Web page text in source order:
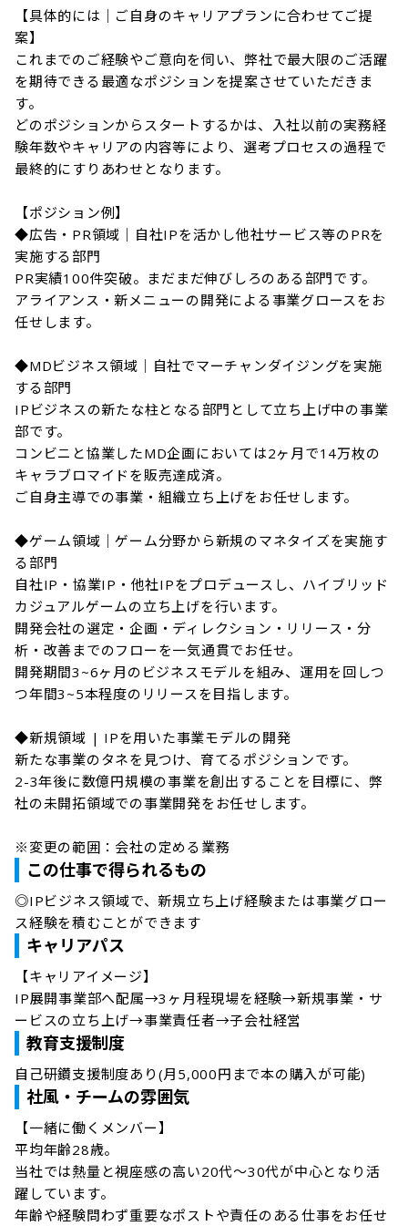
【具体的には｜ご自身のキャリアプランに合わせてご提
案】
これまでのご経験やご意向を伺い、弊社で最大限のご活躍
を期待できる最適なポジションを提案させていただきま
す。
どのポジションからスタートするかは、入社以前の実務経
験年数やキャリアの内容等により、選考プロセスの過程で
最終的にすりあわせとなります。
【ポジション例】
◆広告・PR領域｜自社IPを活かし他社サービス等のPRを
実施する部門
PR実績100件突破。まだまだ伸びしろのある部門です。
アライアンス・新メニューの開発による事業グロースをお
任せします。
◆MDビジネス領域｜自社でマーチャンダイジングを実施
する部門
IPビジネスの新たな柱となる部門として立ち上げ中の事業
部です。
コンビニと協業したMD企画においては2ヶ月で14万枚の
キャラブロマイドを販売達成済。
ご自身主導での事業・組織立ち上げをお任せします。
◆ゲーム領域｜ゲーム分野から新規のマネタイズを実施す
る部門
自社IP・協業IP・他社IPをプロデュースし、ハイブリッド
カジュアルゲームの立ち上げを行います。
開発会社の選定・企画・ディレクション・リリース・分
析・改善までのフローを一気通貫でお任せ。
開発期間3~6ヶ月のビジネスモデルを組み、運用を回しつ
つ年間3~5本程度のリリースを目指します。
◆新規領域 | IPを用いた事業モデルの開発
新たな事業のタネを見つけ、育てるポジションです。
2-3年後に数億円規模の事業を創出することを目標に、弊
社の未開拓領域での事業開発をお任せします。
※変更の範囲：会社の定める業務
この仕事で得られるもの
◎IPビジネス領域で、新規立ち上げ経験または事業グロー
ス経験を積むことができます
キャリアパス
【キャリアイメージ】
IP展開事業部へ配属→3ヶ月程現場を経験→新規事業・サ
ービスの立ち上げ→事業責任者→子会社経営
教育支援制度
自己研鑽支援制度あり(月5,000円まで本の購入が可能)
社風・チームの雰囲気
【一緒に働くメンバー】
平均年齢28歳。
当社では熱量と視座感の高い20代～30代が中心となり活
躍しています。
年齢や経験問わず重要なポストや責任のある仕事をお任せ